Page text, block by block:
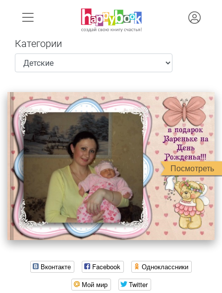
Категории
Посмотреть
Вконтакте Facebook
Одноклассники
Мой мир
Twitter